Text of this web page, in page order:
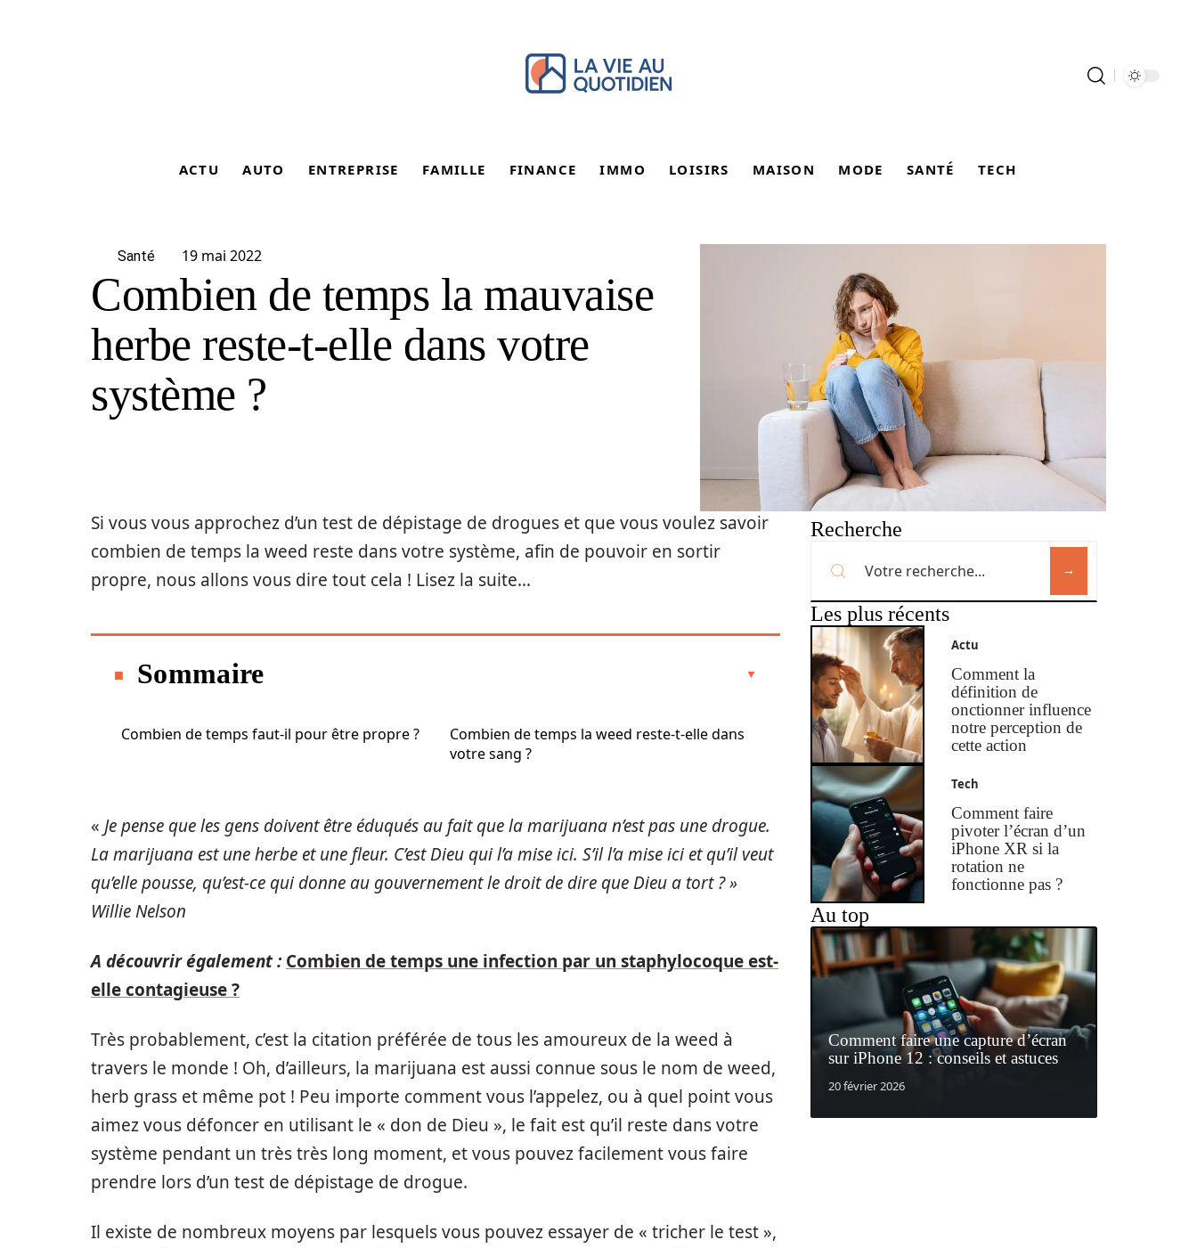
ACTU AUTO ENTREPRISE FAMILLE FINANCE IMMO LOISIRS MAISON MODE SANTÉ TECH
Santé 19 mai 2022
Combien de temps la mauvaise
herbe reste-t-elle dans votre
système ?
Si vous vous approchez d’un test de dépistage de drogues et que vous voulez savoir
combien de temps la weed reste dans votre système, afin de pouvoir en sortir
propre, nous allons vous dire tout cela ! Lisez la suite…
Sommaire
Combien de temps faut-il pour être propre ?
Combien de temps la weed reste-t-elle dans
votre sang ?
« Je pense que les gens doivent être éduqués au fait que la marijuana n’est pas une drogue.
La marijuana est une herbe et une fleur. C’est Dieu qui l’a mise ici. S’il l’a mise ici et qu’il veut
qu’elle pousse, qu’est-ce qui donne au gouvernement le droit de dire que Dieu a tort ? »
Willie Nelson
A découvrir également : Combien de temps une infection par un staphylocoque est-
elle contagieuse ?
Très probablement, c’est la citation préférée de tous les amoureux de la weed à
travers le monde ! Oh, d’ailleurs, la marijuana est aussi connue sous le nom de weed,
herb grass et même pot ! Peu importe comment vous l’appelez, ou à quel point vous
aimez vous défoncer en utilisant le « don de Dieu », le fait est qu’il reste dans votre
système pendant un très très long moment, et vous pouvez facilement vous faire
prendre lors d’un test de dépistage de drogue.
Il existe de nombreux moyens par lesquels vous pouvez essayer de « tricher le test »,
Recherche
Les plus récents
Actu
Comment la
définition de
onctionner influence
notre perception de
cette action
Tech
Comment faire
pivoter l’écran d’un
iPhone XR si la
rotation ne
fonctionne pas ?
Au top
Comment faire une capture d’écran
sur iPhone 12 : conseils et astuces
20 février 2026